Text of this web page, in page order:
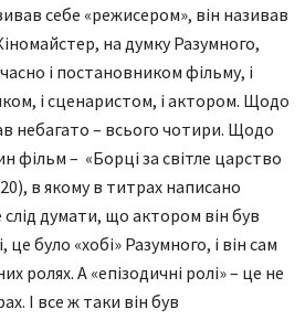
себе «режисером», він називав
на думку Разумного,
і постановником фільму, і
і сценаристом, і актором. Щодо
небагато – всього чотири. Щодо
фільм – «Борці за світле царство
в якому в титрах написано
думати, що актором він був
було «хобі» Разумного, і він сам
ролях. А «епізодичні ролі» – це не
І все ж таки він був